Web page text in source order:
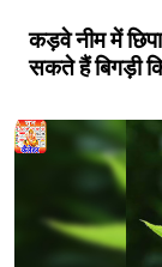
कड़वे नीम में
सकते हैं बिगड़ी